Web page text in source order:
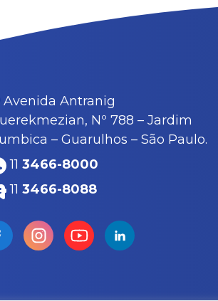
Avenida Antranig
Nº 788 – Jardim
– Guarulhos – São Paulo.
11 3466-8000
11 3466-8088